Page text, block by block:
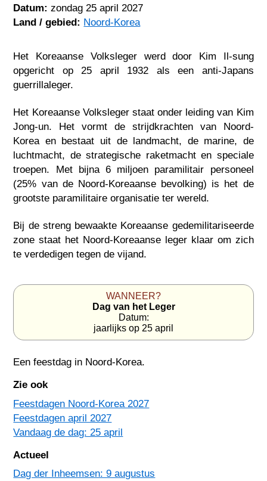
Datum: zondag 25 april 2027
Land / gebied: Noord-Korea
Het Koreaanse Volksleger werd door Kim Il-sung
opgericht op 25 april 1932 als een anti-Japans
guerrillaleger.
Het Koreaanse Volksleger staat onder leiding van Kim
Jong-un. Het vormt de strijdkrachten van Noord-
Korea en bestaat uit de landmacht, de marine, de
luchtmacht, de strategische raketmacht en speciale
troepen. Met bijna 6 miljoen paramilitair personeel
(25% van de Noord-Koreaanse bevolking) is het de
grootste paramilitaire organisatie ter wereld.
Bij de streng bewaakte Koreaanse gedemilitariseerde
zone staat het Noord-Koreaanse leger klaar om zich
te verdedigen tegen de vijand.
WANNEER?
Dag van het Leger
Datum:
jaarlijks op 25 april
Een feestdag in Noord-Korea.
Zie ook
Feestdagen Noord-Korea 2027
Feestdagen april 2027
Vandaag de dag: 25 april
Actueel
Dag der Inheemsen: 9 augustus